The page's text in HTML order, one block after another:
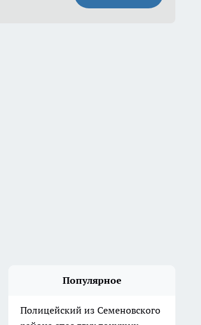
Популярное
Полицейский из Семеновского